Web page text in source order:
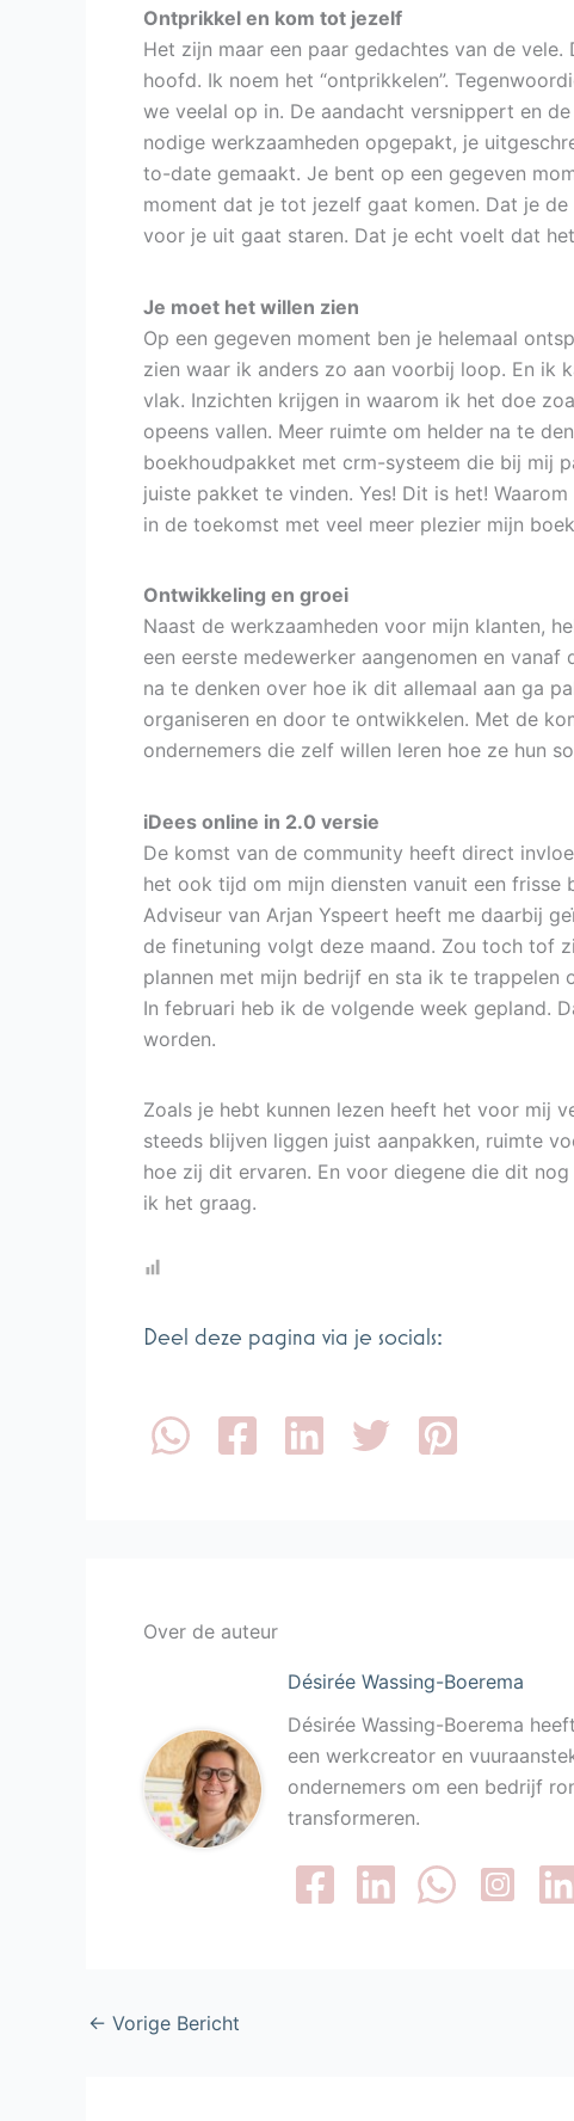
Ontprikkel en kom tot jezelf
Het zijn maar een paar gedachtes van de
hoofd. Ik noem het “ontprikkelen”.
we veelal op in. De aandacht versnippert en
nodige werkzaamheden opgepakt, je
to-date gemaakt. Je bent op een gegeven
moment dat je tot jezelf gaat komen. Dat je
voor je uit gaat staren. Dat je echt voelt dat
Je moet het willen zien
Op een gegeven moment ben je helemaal
zien waar ik anders zo aan voorbij loop. En ik
vlak. Inzichten krijgen in waarom ik het doe
opeens vallen. Meer ruimte om helder na te
boekhoudpakket met crm-systeem die bij mij
juiste pakket te vinden. Yes! Dit is het!
in de toekomst met veel meer plezier mijn
Ontwikkeling en groei
Naast de werkzaamheden voor mijn klanten,
een eerste medewerker aangenomen en
na te denken over hoe ik dit allemaal aan ga
organiseren en door te ontwikkelen. Met de
ondernemers die zelf willen leren hoe ze hun
iDees online in 2.0 versie
De komst van de community heeft direct
het ook tijd om mijn diensten vanuit een
Adviseur van Arjan Yspeert heeft me daarbij
de finetuning volgt deze maand. Zou toch tof
plannen met mijn bedrijf en sta ik te trappelen
In februari heb ik de volgende week gepland.
worden.
Zoals je hebt kunnen lezen heeft het voor mij
steeds blijven liggen juist aanpakken, ruimte
hoe zij dit ervaren. En voor diegene die dit
ik het graag.
Deel deze pagina via je socials:
Over de auteur
Désirée Wassing-Boerema
Désirée Wassing-Boerema
een werkcreator en
ondernemers om een bedrijf
transformeren.
← Vorige Bericht